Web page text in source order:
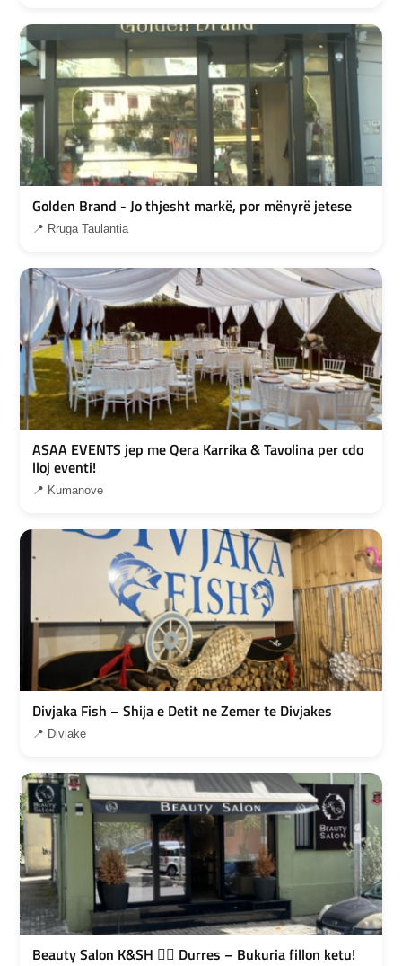
Golden Brand - Jo thjesht markë, por mënyrë jetese
📍 Rruga Taulantia
ASAA EVENTS jep me Qera Karrika & Tavolina per cdo
lloj eventi!
📍 Kumanove
Divjaka Fish – Shija e Detit ne Zemer te Divjakes
📍 Divjake
Beauty Salon K&SH 💇‍♀️ Durres – Bukuria fillon ketu!